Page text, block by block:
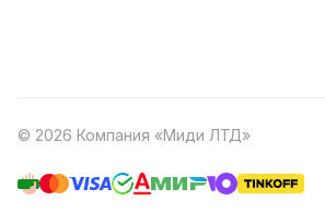
© 2026 Компания «Миди ЛТД»